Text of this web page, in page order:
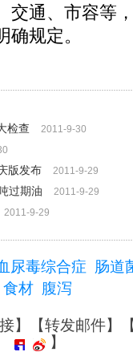
交通、市容等
规定。
检查
2011-9-30
版发布 2011-9-29
过期油 2011-9-29
2011-9-29
尿毒综合症
肠道
食材 腹泻
】【转发邮件】
】